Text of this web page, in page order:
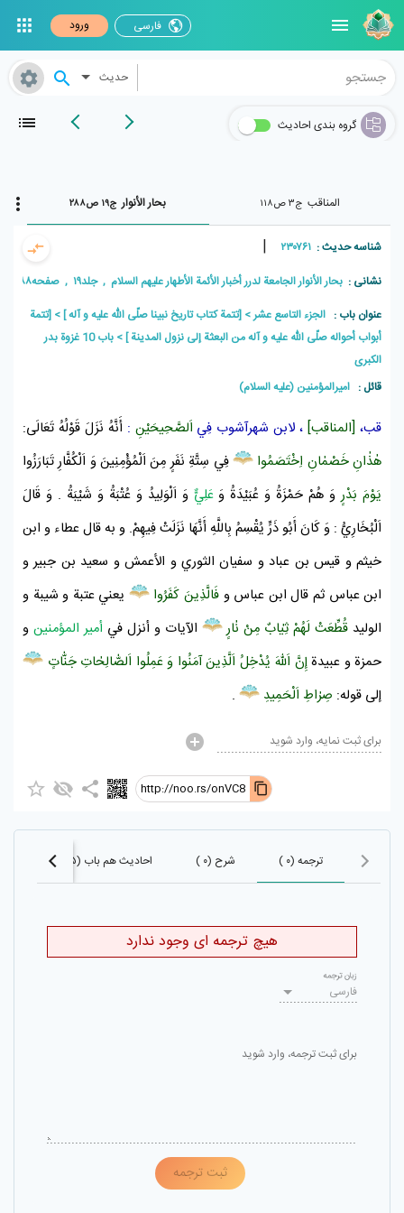
فارسی ورود
حدیث
گروه بندی احادیث
المناقب ج۳ ص۱۱۸ بحار الأنوار ج۱۹ ص۲۸۸
شناسه حدیث : ۲۳۰۷۶۱ |
نشانی : بحار الأنوار الجامعة لدرر أخبار الأئمة الأطهار علیهم السلام , جلد۱۹ , صفحه۲۸۸
عنوان باب : الجزء التاسع عشر [تتمة كتاب تاريخ نبينا صلّى اللّه عليه و آله ]
[تتمة
أبواب أحواله صلّى اللّه عليه و آله من البعثة إلى نزول المدينة ]
باب 10 غزوة بدر
الكبرى
قائل : امیرالمؤمنین (علیه السلام)
قب، [المناقب]، لابن شهرآشوب فِي اَلصَّحِيحَيْنِ :أَنَّهُ نَزَلَ قَوْلُهُ تَعَالَى:
هٰذٰانِ خَصْمٰانِ اِخْتَصَمُوا
فِي سِتَّةِ نَفَرٍ مِنَ اَلْمُؤْمِنِينَ وَ اَلْكُفَّارِ تَبَارَزُوا
يَوْمَ بَدْرٍوَ هُمْ حَمْزَةُوَ عُبَيْدَةُوَعَلِيٌّ وَ اَلْوَلِيدُ وَعُتْبَةُ وَ شَيْبَةُ . وَ قَالَ
اَلْبُخَارِيُّ : وَ كَانَأَبُو ذَرٍّيُقْسِمُ بِاللَّهِ أَنَّهَا نَزَلَتْ فِيهِمْ. و به قالعطاء و ابن
خيثمو قيس بن عباد و سفيان الثوريو الأعمشو سعيد بن جبيرو
ابن عباس ثم قال ابن عباس و فَالَّذِينَ كَفَرُوا يعنيعتبة و شيبة و
الوليد قُطِّعَتْ لَهُمْ ثِيٰابٌ مِنْ نٰارٍ الآيات و أنزل فيأمير المؤمنين و
حمزةو عبيدةإِنَّ اَللّٰهَ يُدْخِلُ اَلَّذِينَ آمَنُوا وَ عَمِلُوا اَلصّٰالِحٰاتِ جَنّٰاتٍ
إلى قوله: صِرٰاطِ اَلْحَمِيدِ .
برای ثبت نمایه، وارد شوید
http://noo.rs/onVC8
ترجمه (۰ ) شرح (۰ ) احادیث هم باب (۳۵۵)
هیچ ترجمه ای وجود ندارد
فارسی
زبان ترجمه
برای ثبت ترجمه، وارد شوید
ثبت ترجمه